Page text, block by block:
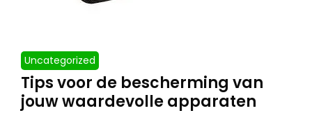
Uncategorized
Tips voor de bescherming van
jouw waardevolle apparaten